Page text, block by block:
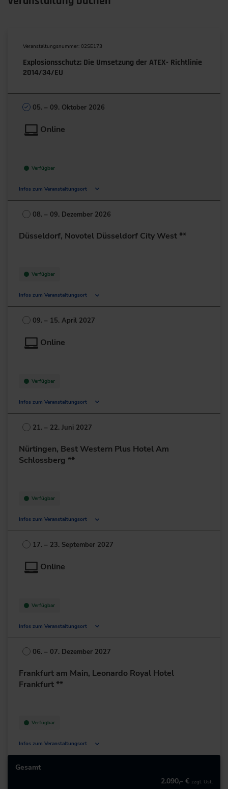
Veranstaltungsnummer: 02SE173
Explosionsschutz: Die Umsetzung der ATEX- Richtlinie
2014/34/EU
05. – 09. Oktober 2026
Online
Verfügbar
Infos zum Veranstaltungsort
Deutschland
+49 211/6214-201
08. – 09. Dezember 2026
Düsseldorf, Novotel Düsseldorf City West **
Verfügbar
Infos zum Veranstaltungsort
Niederkasseler Lohweg 179
40547 Düsseldorf
09. – 15. April 2027
Online
Verfügbar
Infos zum Veranstaltungsort
Deutschland
+49 211/6214-201
21. – 22. Juni 2027
Nürtingen, Best Western Plus Hotel Am
Schlossberg **
Verfügbar
Infos zum Veranstaltungsort
Europastraße 13
72622 Nürtingen
17. – 23. September 2027
Online
Verfügbar
Infos zum Veranstaltungsort
Deutschland
+49 211/6214-201
06. – 07. Dezember 2027
Frankfurt am Main, Leonardo Royal Hotel
Frankfurt **
Verfügbar
Infos zum Veranstaltungsort
Mailänder Straße 1
60598 Frankfurt am Main
Gesamt
2.090,– € zzgl. Ust.